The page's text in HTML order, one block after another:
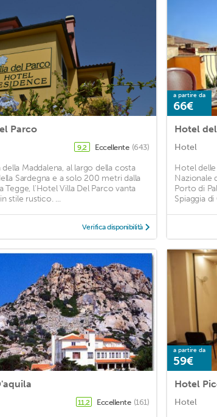
Parco
9,2 Eccellente (643)
Maddalena, al largo della costa
Sardegna e a solo 200 metri dalla
Tegge, l'Hotel Villa Del Parco vanta
stile rustico. ...
Verifica disponibilità
a partire da
66€
Hotel
Hotel
Hotel delle
Nazionale
Porto di
Spiaggia
11,2 Eccellente (161)
a partire da
59€
Hotel
Hotel